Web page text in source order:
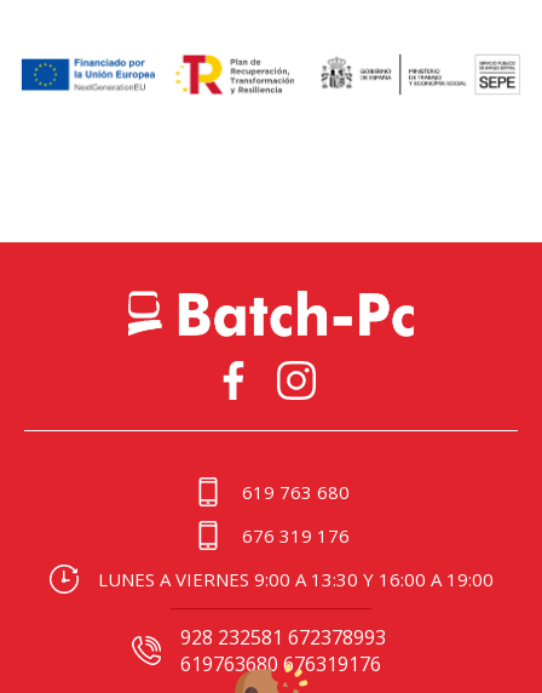
619 763 680
676 319 176
LUNES A VIERNES 9:00 A 13:30 Y 16:00 A 19:00
928 232581 672378993
619763680 676319176